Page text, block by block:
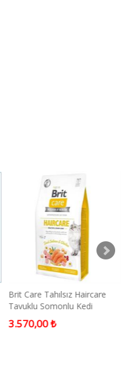
Brit Care Tahılsız Haircare
Tavuklu Somonlu Kedi
Maması 7 kg
3.570,00 ₺